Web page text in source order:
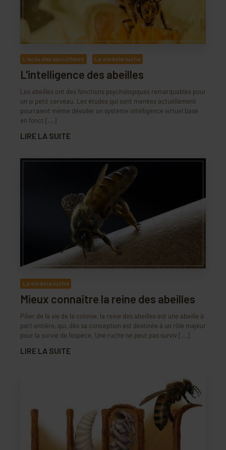
L'actu des apiculteurs La vie de la ruche
L'intelligence des abeilles
Les abeilles ont des fonctions psychologiques remarquables pour
un si petit cerveau. Les études qui sont menées actuellement
pourraient même dévoiler un système intelligence virtuel basé
en fonct [...]
LIRE LA SUITE
La vie de la ruche
Mieux connaître la reine des abeilles
Pilier de la vie de la colonie, la reine des abeilles est une abeille à
part entière, qui, dès sa conception est destinée à un rôle majeur
pour la survie de l’espèce. Une ruche ne peut pas surviv [...]
LIRE LA SUITE